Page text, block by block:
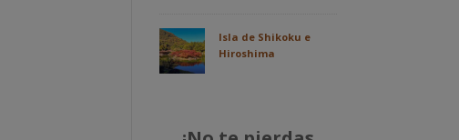
Isla de Shikoku e
Hiroshima